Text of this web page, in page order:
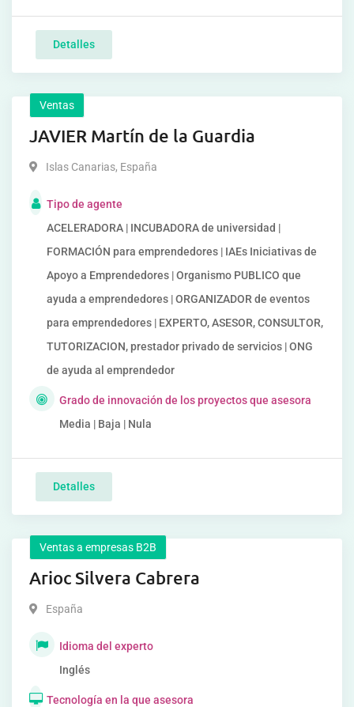
Detalles
Ventas
JAVIER Martín de la Guardia
Islas Canarias, España
Tipo de agente
ACELERADORA | INCUBADORA de universidad |
FORMACIÓN para emprendedores | IAEs Iniciativas de
Apoyo a Emprendedores | Organismo PUBLICO que
ayuda a emprendedores | ORGANIZADOR de eventos
para emprendedores | EXPERTO, ASESOR, CONSULTOR,
TUTORIZACION, prestador privado de servicios | ONG
de ayuda al emprendedor
Grado de innovación de los proyectos que asesora
Media | Baja | Nula
Detalles
Ventas a empresas B2B
Arioc Silvera Cabrera
España
Idioma del experto
Inglés
Tecnología en la que asesora